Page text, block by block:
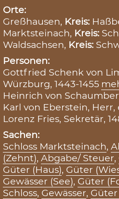
Orte:
Greßhausen, Kreis:
Marktsteinach, Kreis:
Waldsachsen, Kreis:
Personen:
Gottfried Schenk von
Würzburg, 1443-1455
Heinrich von
Karl von Eberstein, Herr,
Lorenz Fries, Sekretär,
Sachen:
Schloss Marktsteinach,
(Zehnt), Abgabe/ Steuer,
Güter (Haus), Güter
Gewässer (See), Güter
Schloss, Gewässer,